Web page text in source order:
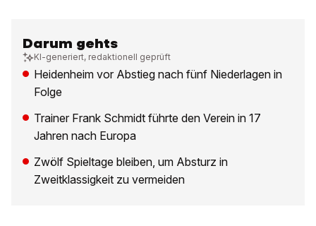
Darum gehts
KI-generiert, redaktionell geprüft
Heidenheim vor Abstieg nach fünf Niederlagen in
Folge
Trainer Frank Schmidt führte den Verein in 17
Jahren nach Europa
Zwölf Spieltage bleiben, um Absturz in
Zweitklassigkeit zu vermeiden